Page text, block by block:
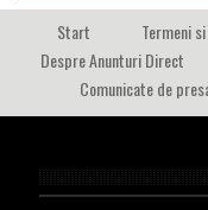
Start Termeni
Despre Anunturi Direct
Comunicate de